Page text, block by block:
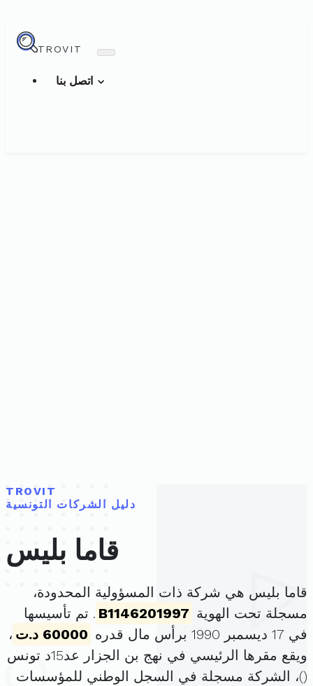
TROVIT
TROVIT
دليل الشركات التونسية
قاما بليس
قاما بليس هي شركة ذات المسؤولية المحدودة،
مسجلة تحت الهوية B1146201997 . تم تأسيسها
في 17 ديسمبر 1990 برأس مال قدره
60000 د.ت
،
ويقع مقرها الرئيسي في نهج بن الجزار عد15د تونس
()، الشركة مسجلة في السجل الوطني للمؤسسات